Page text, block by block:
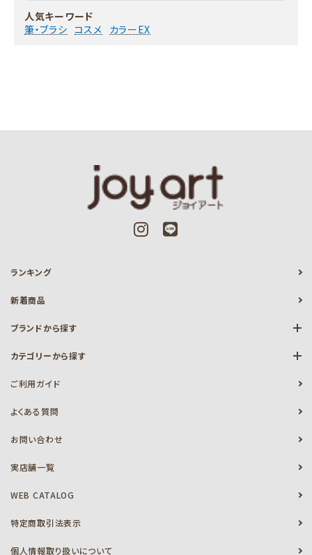
人気キーワード
筆・ブラシ コスメ カラーEX
ランキング
新着商品
ブランドから探す
カテゴリーから探す
ご利用ガイド
よくある質問
お問い合わせ
実店舗一覧
WEB CATALOG
特定商取引法表示
個人情報取り扱いについて